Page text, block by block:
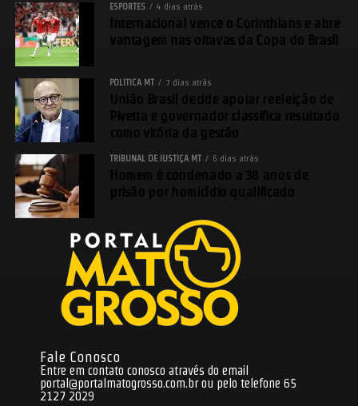
ESPORTES 4 dias atrás
Internacional vence o Corinthians e abre
vantagem nas oitavas da Copa do Brasil
POLÍTICA MT 7 dias atrás
TRIBUNAL DE JUSTIÇA MT 6 dias atrás
Fale Conosco
Entre em contato conosco através do email
portal@portalmatogrosso.com.brou pelo telefone 65
2127 2029